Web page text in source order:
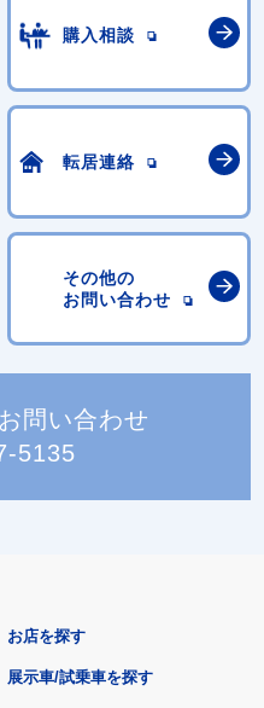
購入相談
転居連絡
その他の
お問い合わせ
問い合わせ
5135
お店を探す
展示車/試乗車を探す